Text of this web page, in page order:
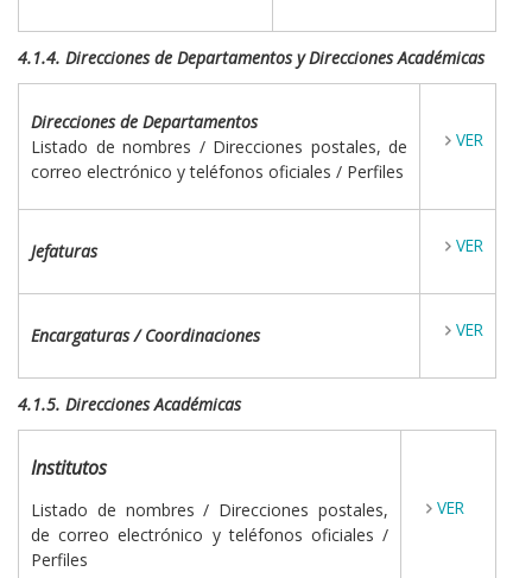
4.1.4. Direccionesde Departamentos y Direcciones Académicas
Direccionesde Departamentos
Listado de nombres / Direcciones postales, de
correo electrónico y teléfonos oficiales / Perfiles
VER
Jefaturas VER
Encargaturas / Coordinaciones VER
4.1.5. Direcciones Académicas
Institutos
Listado de nombres / Direcciones postales,
de correo electrónico y teléfonos oficiales /
Perfiles
VER